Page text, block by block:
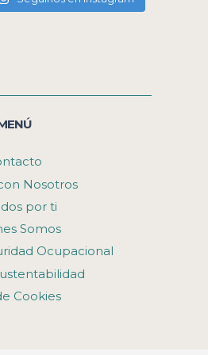
Nosotros
por ti
Somos
Ocupacional
Cookies